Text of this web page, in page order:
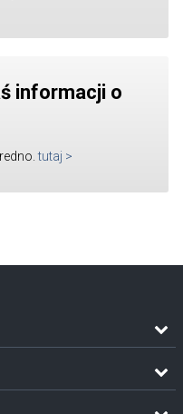
informacji o
tutaj >